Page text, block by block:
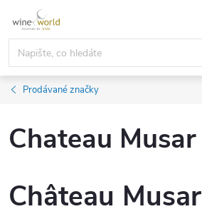
obsah
Prodávané značky
Chateau Musar
Château Musar